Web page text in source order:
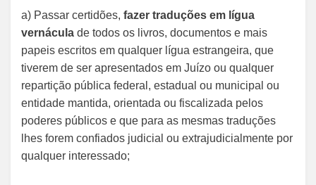
a) Passar certidões, fazer traduções em lígua
vernácula de todos os livros, documentos e mais
papeis escritos em qualquer lígua estrangeira, que
tiverem de ser apresentados em Juízo ou qualquer
repartição pública federal, estadual ou municipal ou
entidade mantida, orientada ou fiscalizada pelos
poderes públicos e que para as mesmas traduções
lhes forem confiados judicial ou extrajudicialmente por
qualquer interessado;